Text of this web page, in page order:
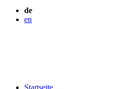
de
en
Startseite